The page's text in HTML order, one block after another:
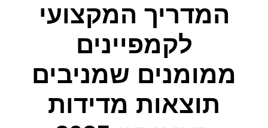
המדריך המקצועי
לקמפיינים
ממומנים שמניבים
תוצאות מדידות